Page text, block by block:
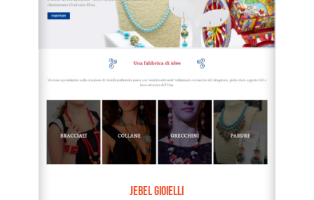
Jebel Gioielli